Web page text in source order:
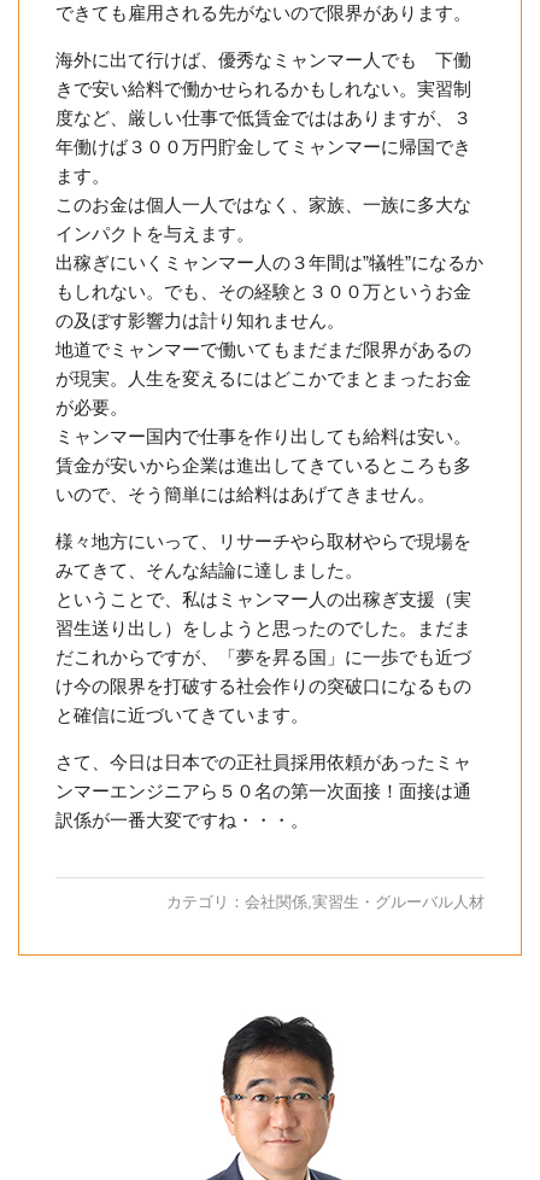
できても雇用される先がないので限界があります。
海外に出て行けば、優秀なミャンマー人でも 下働
きで安い給料で働かせられるかもしれない。実習制
度など、厳しい仕事で低賃金でははありますが、３
年働けば３００万円貯金してミャンマーに帰国でき
ます。
このお金は個人一人ではなく、家族、一族に多大な
インパクトを与えます。
出稼ぎにいくミャンマー人の３年間は”犠牲”になるか
もしれない。でも、その経験と３００万というお金
の及ぼす影響力は計り知れません。
地道でミャンマーで働いてもまだまだ限界があるの
が現実。人生を変えるにはどこかでまとまったお金
が必要。
ミャンマー国内で仕事を作り出しても給料は安い。
賃金が安いから企業は進出してきているところも多
いので、そう簡単には給料はあげてきません。
様々地方にいって、リサーチやら取材やらで現場を
みてきて、そんな結論に達しました。
ということで、私はミャンマー人の出稼ぎ支援（実
習生送り出し）をしようと思ったのでした。まだま
だこれからですが、「夢を昇る国」に一歩でも近づ
け今の限界を打破する社会作りの突破口になるもの
と確信に近づいてきています。
さて、今日は日本での正社員採用依頼があったミャ
ンマーエンジニアら５０名の第一次面接！面接は通
訳係が一番大変ですね・・・。
カテゴリ： 会社関係 実習生・グルーバル人材